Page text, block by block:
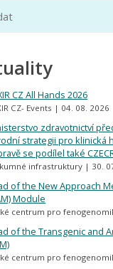
CZ All Hands 2026
CZ- Events 04. 08. 2026
zdravotnictví
strategii pro klinická
se podílel také
infrastruktury 30.
of the New Approach
Module
centrum pro
of the Transgenic and
centrum pro